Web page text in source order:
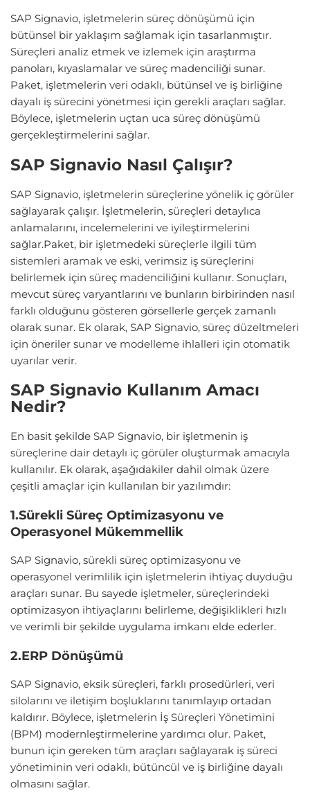
SAP Signavio, işletmelerin süreç dönüşümü için
bütünsel bir yaklaşım sağlamak için tasarlanmıştır.
Süreçleri analiz etmek ve izlemek için araştırma
panoları, kıyaslamalar ve süreç madenciliği sunar.
Paket, işletmelerin veri odaklı, bütünsel ve iş birliğine
dayalı iş sürecini yönetmesi için gerekli araçları sağlar.
Böylece, işletmelerin uçtan uca süreç dönüşümü
gerçekleştirmelerini sağlar.
SAP Signavio Nasıl Çalışır?
SAP Signavio, işletmelerin süreçlerine yönelik iç görüler
sağlayarak çalışır. İşletmelerin, süreçleri detaylıca
anlamalarını, incelemelerini ve iyileştirmelerini
sağlar.Paket, bir işletmedeki süreçlerle ilgili tüm
sistemleri aramak ve eski, verimsiz iş süreçlerini
belirlemek için süreç madenciliğini kullanır. Sonuçları,
mevcut süreç varyantlarını ve bunların birbirinden nasıl
farklı olduğunu gösteren görsellerle gerçek zamanlı
olarak sunar. Ek olarak, SAP Signavio, süreç düzeltmeleri
için öneriler sunar ve modelleme ihlalleri için otomatik
uyarılar verir.
SAP Signavio Kullanım Amacı
Nedir?
En basit şekilde SAP Signavio, bir işletmenin iş
süreçlerine dair detaylı iç görüler oluşturmak amacıyla
kullanılır. Ek olarak, aşağıdakiler dahil olmak üzere
çeşitli amaçlar için kullanılan bir yazılımdır:
1.Sürekli Süreç Optimizasyonu ve
Operasyonel Mükemmellik
SAP Signavio, sürekli süreç optimizasyonu ve
operasyonel verimlilik için işletmelerin ihtiyaç duyduğu
araçları sunar. Bu sayede işletmeler, süreçlerindeki
optimizasyon ihtiyaçlarını belirleme, değişiklikleri hızlı
ve verimli bir şekilde uygulama imkanı elde ederler.
2.ERP Dönüşümü
SAP Signavio, eksik süreçleri, farklı prosedürleri, veri
silolarını ve iletişim boşluklarını tanımlayıp ortadan
kaldırır. Böylece, işletmelerin İş Süreçleri Yönetimini
(BPM) modernleştirmelerine yardımcı olur. Paket,
bunun için gereken tüm araçları sağlayarak iş süreci
yönetiminin veri odaklı, bütüncül ve iş birliğine dayalı
olmasını sağlar.